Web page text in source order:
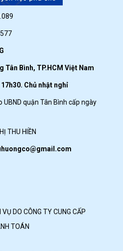
Tân Bình, TP.HCM Việt Nam
Chủ nhật nghỉ
UBND quận Tân Bình cấp ngày
THU HIỀN
DO CÔNG TY CUNG CẤP
TOÁN